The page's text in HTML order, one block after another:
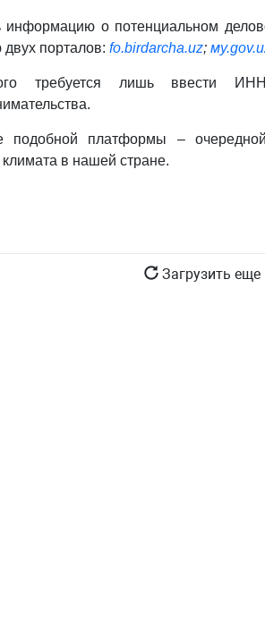
информацию о потенциальном
порталов: fo.birdarcha.uz;
требуется лишь ввести ИНН
подобной платформы –
климата в нашей стране.
Загрузить еще